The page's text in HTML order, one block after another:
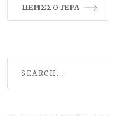
ΠΕΡΙΣΣΌΤΕΡΑ